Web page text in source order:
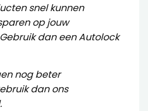
snel kunnen
op jouw
dan eenAutolock
nog beter
dan ons
.